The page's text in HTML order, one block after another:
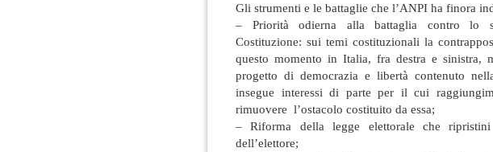
Gli strumenti e le battaglie che l’ANPI ha finora
– Priorità odierna alla battaglia contro lo
Costituzione: sui temi costituzionali la
questo momento in Italia, fra destra e sinistra,
progetto di democrazia e libertà contenuto
insegue interessi di parte per il cui
rimuovere l’ostacolo costituito da essa;
– Riforma della legge elettorale che
dell’elettore;